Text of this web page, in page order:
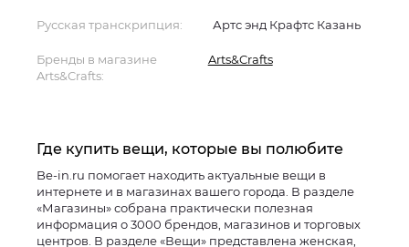
Русская транскрипция: Артс энд Крафтс Казань
Бренды в магазине
Arts&Crafts:
Arts&Crafts
Где купить вещи, которые вы полюбите
Be-in.ru помогает находить актуальные вещи в
интернете и в магазинах вашего города. В разделе
«Магазины» собрана практически полезная
информация о 3000 брендов, магазинов и торговых
центров. В разделе «Вещи» представлена женская,